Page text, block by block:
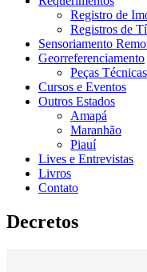
Registro de
Registros de
Sensoriamento
Georreferenciamento
Peças Técnicas
Cursos e Eventos
Outros Estados
Amapá
Maranhão
Piauí
Lives e Entrevistas
Livros
Contato
Decretos